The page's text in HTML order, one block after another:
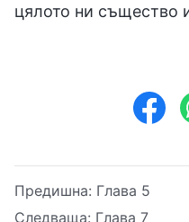
цялото ни същество
Предишна: Глава 5
Следваща: Глава 7